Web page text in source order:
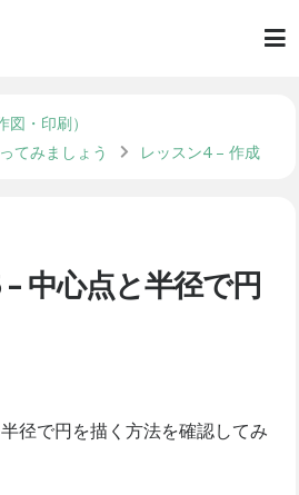
・印刷）
てみましょう
レッスン4 – 作成
中心点と半径で円
径で円を描く方法を確認してみ